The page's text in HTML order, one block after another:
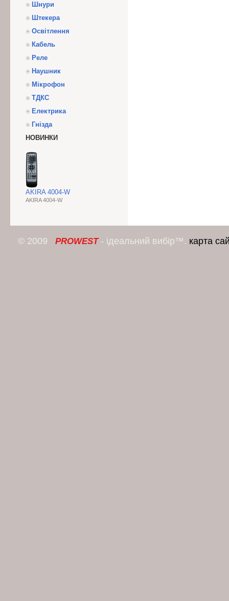
Шнури
Штекера
Освітлення
Кабель
Реле
Наушник
Мікрофон
ТДКС
Електрика
Гнізда
НОВИНКИ
AKIRA 4004-W
AKIRA 4004-W
© 2009 PROWEST- ідеальний вибір™. карта